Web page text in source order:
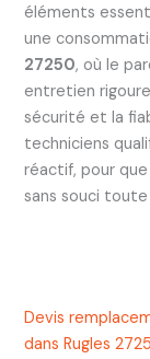
éléments
une
27250, où le
entretien
sécurité et la
techniciens
réactif, pour que
sans souci toute
Devis
dans Rugles